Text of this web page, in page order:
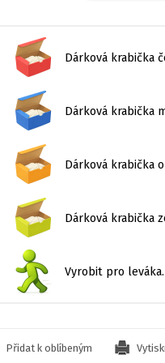
Dárková krabička
Dárková krabička
Dárková krabička
Dárková krabička
Vyrobit pro leváka.
Přidat k oblíbeným